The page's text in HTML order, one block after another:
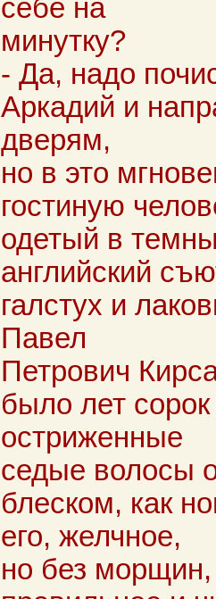
себе на
минутку?
- Да, надо
Аркадий и
дверям,
но в это
гостиную
одетый в
английский
галстух и
Павел
Петрович
было лет сорок
остриженные
седые волосы
блеском, как
его, желчное,
но без